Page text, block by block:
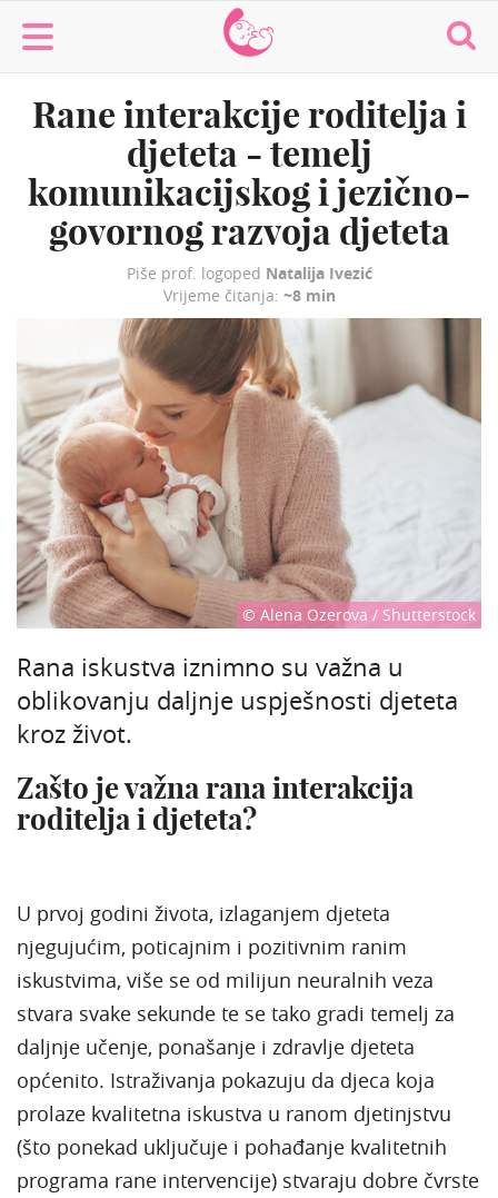
MaminaMaza
Rane interakcije roditelja i
djeteta - temelj
komunikacijskog i jezično-
govornog razvoja djeteta
Piše prof. logoped Natalija Ivezić
Vrijeme čitanja: ~8 min
© Alena Ozerova / Shutterstock
Rana iskustva iznimno su važna u
oblikovanju daljnje uspješnosti djeteta
kroz život.
Zašto je važna rana interakcija
roditelja i djeteta?
U prvoj godini života, izlaganjem djeteta
njegujućim, poticajnim i pozitivnim ranim
iskustvima, više se od milijun neuralnih veza
stvara svake sekunde te se tako gradi temelj za
daljnje učenje, ponašanje i zdravlje djeteta
općenito. Istraživanja pokazuju da djeca koja
prolaze kvalitetna iskustva u ranom djetinjstvu
(što ponekad uključuje i pohađanje kvalitetnih
programa rane intervencije) stvaraju dobre čvrste